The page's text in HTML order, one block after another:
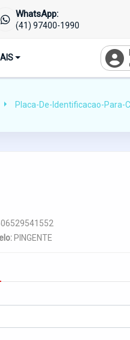
WhatsApp:
(41) 97400-1990
Placa-De-Identificacao-Para-
PINGENTE